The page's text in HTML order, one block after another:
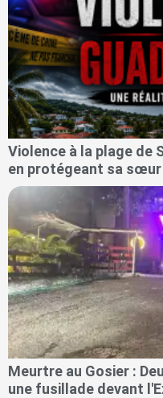
Violence à la plage de
en protégeant sa sœur
Meurtre au Gosier :
une fusillade devant